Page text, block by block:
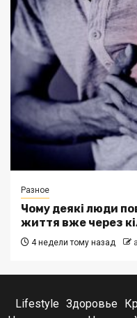
Разное
Чому деякі люди
життя вже через
4 недели тому назад
Lifestyle Здоровье